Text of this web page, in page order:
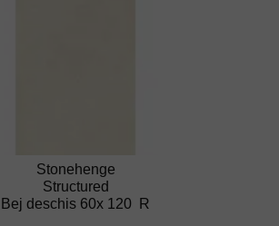
Stonehenge
Structured
Bej deschis 60x 120 R